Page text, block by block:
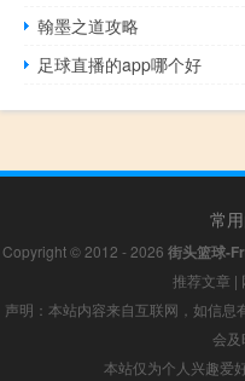
翰墨之道攻略
足球直播的app哪个好
常
Copyright © 2012 - 2026 街头篮球-
推荐文章 |
声明：本站内容来自互联网，如信
会
本站仅为个人兴趣爱